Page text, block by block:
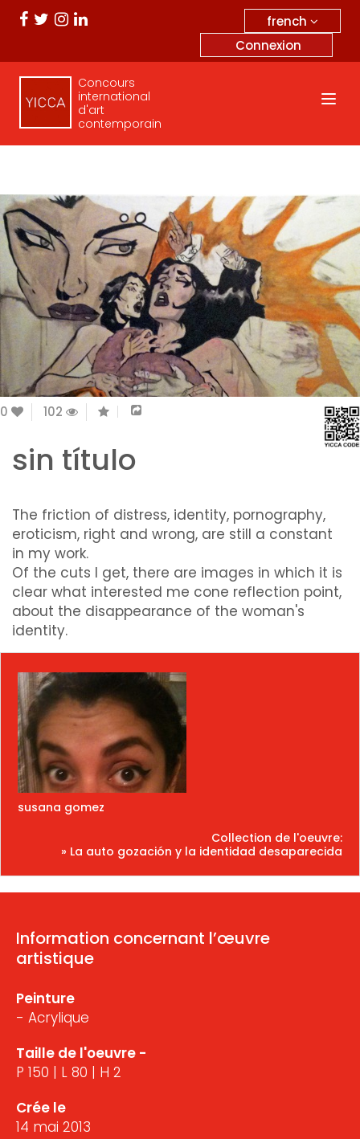
french
Connexion
Concours
international
d'art
contemporain
0 102
sin título
The friction of distress, identity, pornography,
eroticism, right and wrong, are still a constant
in my work.
Of the cuts I get, there are images in which it is
clear what interested me cone reflection point,
about the disappearance of the woman's
identity.
susana gomez
Collection de l'oeuvre:
» La auto gozación y la identidad desaparecida
Information concernant l’œuvre
artistique
Peinture
- Acrylique
Taille de l'oeuvre -
P 150 | L 80 | H 2
Crée le
14 mai 2013